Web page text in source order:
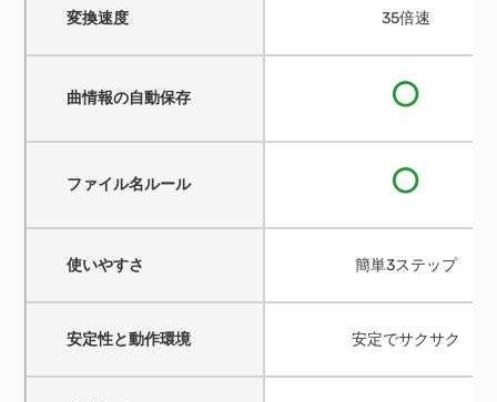
変換速度 35倍速
曲情報の自動保存
ファイル名ルール
使いやすさ 簡単3ステップ
安定性と動作環境 安定でサクサク